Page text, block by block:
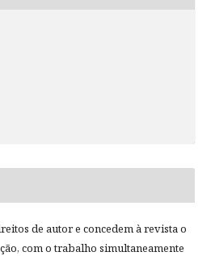
de autor e concedem à revista o
com o trabalho simultaneamente